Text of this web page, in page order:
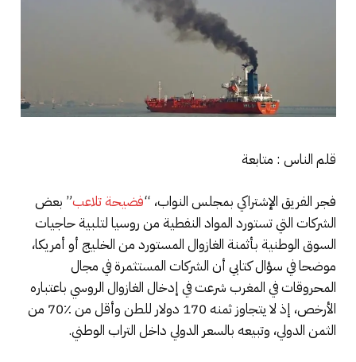
قلم الناس : متابعة
فجر الفريق الإشتراكي بمجلس النواب، “فضيحة تلاعب” بعض
الشركات التي تستورد المواد النفطية من روسيا لتلبية حاجيات
السوق الوطنية بأثمنة الغازوال المستورد من الخليج أو أمريكا،
موضحا في سؤال كتابي أن الشركات المستثمرة في مجال
المحروقات في المغرب شرعت في إدخال الغازوال الروسي باعتباره
الأرخص، إذ لا يتجاوز ثمنه 170 دولار للطن وأقل من ٪70 من
الثمن الدولي، وتبيعه بالسعر الدولي داخل التراب الوطني.